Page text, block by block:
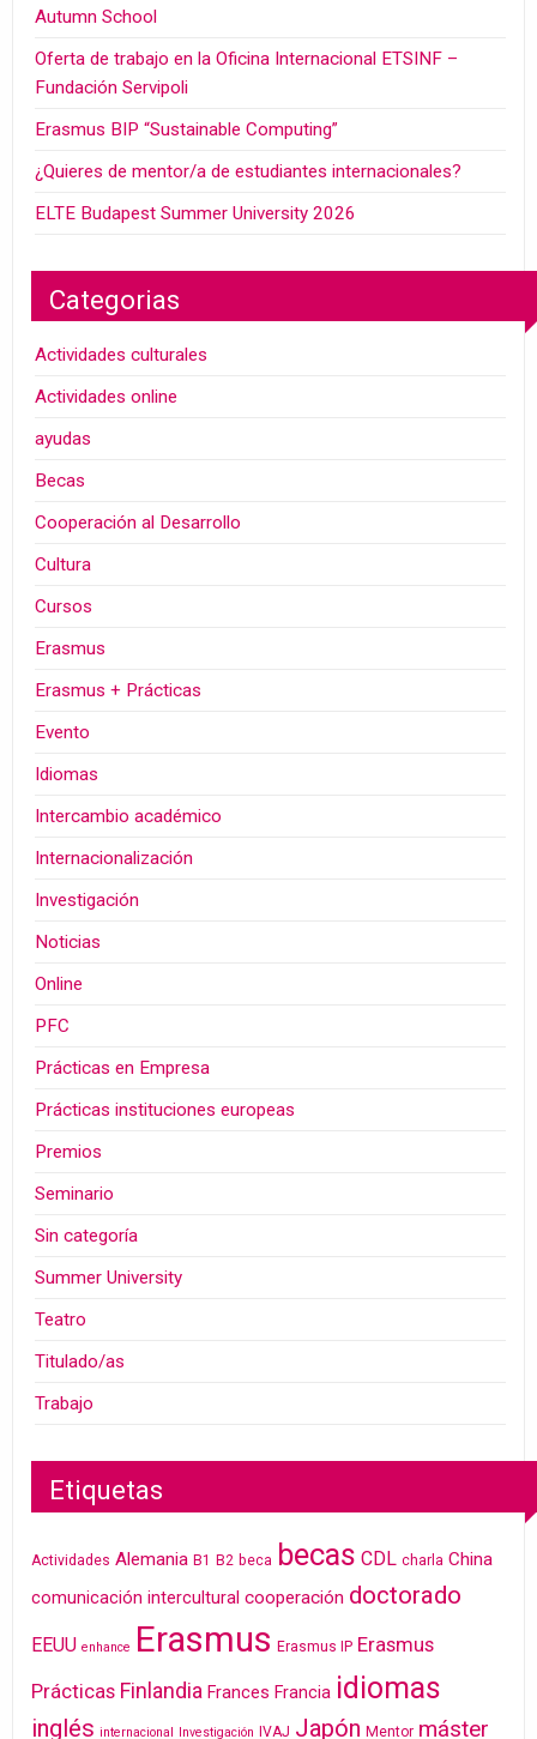
Autumn School
Oferta de trabajo en la Oficina Internacional ETSINF –
Fundación Servipoli
Erasmus BIP “Sustainable Computing”
¿Quieres de mentor/a de estudiantes internacionales?
ELTE Budapest Summer University 2026
Categorias
Actividades culturales
Actividades online
ayudas
Becas
Cooperación al Desarrollo
Cultura
Cursos
Erasmus
Erasmus + Prácticas
Evento
Idiomas
Intercambio académico
Internacionalización
Investigación
Noticias
Online
PFC
Prácticas en Empresa
Prácticas instituciones europeas
Premios
Seminario
Sin categoría
Summer University
Teatro
Titulado/as
Trabajo
Etiquetas
Actividades Alemania B1 B2 beca becas CDL charla China
comunicación intercultural cooperación doctorado
EEUU enhance Erasmus Erasmus IP Erasmus
Prácticas Finlandia Frances Francia idiomas
inglés internacional Investigación IVAJ Japón Mentor máster